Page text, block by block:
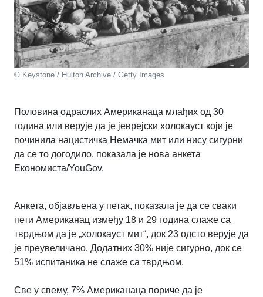
© Keystone / Hulton Archive / Getty Images
Половина одраслих Американаца млађих од 30
година или верује да је јеврејски холокауст који је
починила нацистичка Немачка мит или нису сигурни
да се то догодило, показала је нова анкета
Економиста/YouGov.
Анкета, објављена у петак, показала је да се сваки
пети Американац између 18 и 29 година слаже са
тврдњом да је „холокауст мит“, док 23 одсто верује да
је преувеличано. Додатних 30% није сигурно, док се
51% испитаника не слаже са тврдњом.
Све у свему, 7% Американаца пориче да је